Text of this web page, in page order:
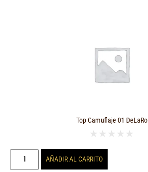
Top Camuflaje 01 DeLaRo
★ ★ ★ ★ ★
AÑADIR AL CARRITO